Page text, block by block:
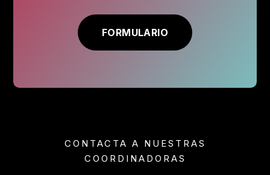
FORMULARIO
CONTACTA A NUESTRAS
COORDINADORAS